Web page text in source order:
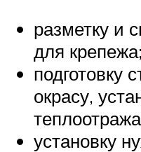
разметку и
для крепежа;
подготовку
окрасу,
установку